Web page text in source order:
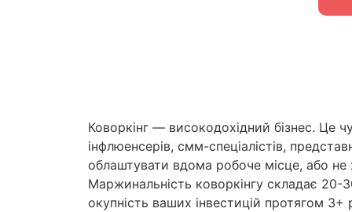
Коворкінг — високодохідний бізнес. Це
інфлюенсерів, смм-спеціалістів,
облаштувати вдома робоче місце, або не
Маржинальність коворкінгу складає
окупність ваших інвестицій протягом 3+